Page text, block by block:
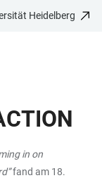
Heidelberg
in on
fand am 18.